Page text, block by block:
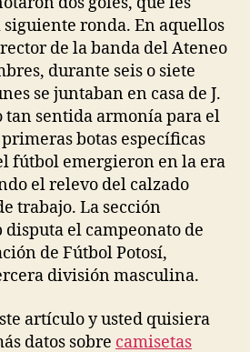
siguiente ronda. En aquellos
de la banda del Ateneo
durante seis o siete
se juntaban en casa de J.
tan sentida armonía para el
botas específicas
fútbol emergieron en la era
el relevo del calzado
trabajo. La sección
el campeonato de
de Fútbol Potosí,
división masculina.
artículo y usted quisiera
datos sobre camisetas